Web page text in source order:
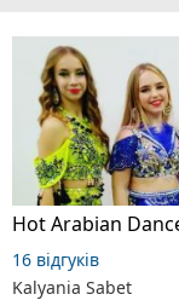
16 відгуків
Kalyania Sabet